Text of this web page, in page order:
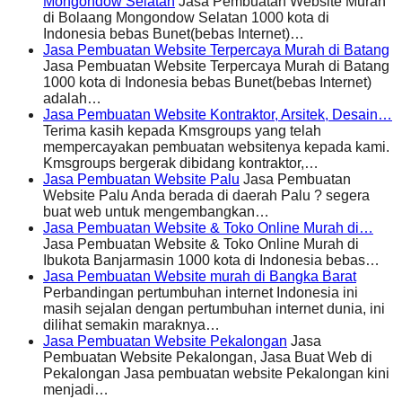
di Bolaang Mongondow Selatan 1000 kota di
Indonesia bebas Bunet(bebas Internet)…
Jasa Pembuatan Website Terpercaya Murah di Batang
Jasa Pembuatan Website Terpercaya Murah di Batang
1000 kota di Indonesia bebas Bunet(bebas Internet)
adalah…
Jasa Pembuatan Website Kontraktor, Arsitek, Desain…
Terima kasih kepada Kmsgroups yang telah
mempercayakan pembuatan websitenya kepada kami.
Kmsgroups bergerak dibidang kontraktor,…
Jasa Pembuatan Website Palu Jasa Pembuatan
Website Palu Anda berada di daerah Palu ? segera
buat web untuk mengembangkan…
Jasa Pembuatan Website & Toko Online Murah di…
Jasa Pembuatan Website & Toko Online Murah di
Ibukota Banjarmasin 1000 kota di Indonesia bebas…
Jasa Pembuatan Website murah di Bangka Barat
Perbandingan pertumbuhan internet Indonesia ini
masih sejalan dengan pertumbuhan internet dunia, ini
dilihat semakin maraknya…
Jasa Pembuatan Website Pekalongan Jasa
Pembuatan Website Pekalongan, Jasa Buat Web di
Pekalongan Jasa pembuatan website Pekalongan kini
menjadi…